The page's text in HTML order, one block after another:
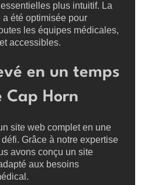
plus intuitif. La
été optimisée pour
les équipes médicales,
accessibles.
en un temps
Cap Horn
site web complet en une
Grâce à notre expertise
avons conçu un site
aux besoins